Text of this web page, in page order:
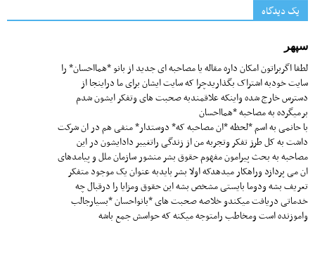
یک دیدگاه
سپهر
لطفا اگربراتون امکان داره مقاله یا مصاحبه ای جدید از بانو *همااحسان* را
سایت خودبه اشتراک بگذاریدچرا که سایت ایشان برای ما دراینجا از
دسترس خارج شده واینکه علاقمندبه صحبت های وتفکر ایشون شدم
برمیگرده به مصاحبه *همااحسان
با حانمی به اسم *لحظه *ان مصاحبه که* دوستدار* منفی هم در ان شرکت
داشت به کل طرز تفکر وتجربه من از زندگی راتغییر دادایشون در این
مصاحبه به بحث پیرامون مفهوم حقوق بشر منشور سازمان ملل و پیامدهای
ان می پردازد وراهکار میدهدکه اولا بشر بایدبه عنوان یک موجود متفکر
تعریف بشه ودوما بایستی مشخص بشه این حقوق ومزایا را درقبال چه
خدماتی دریافت میکندو خلاصه صحبت های *بانواحسان *بسیارجالب
واموزنده است ومخاطب رامتوجه میکنه که حواسش جمع باشه